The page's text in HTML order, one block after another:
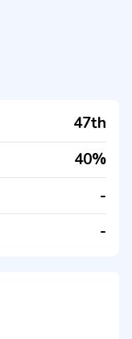
47th
40%
-
-